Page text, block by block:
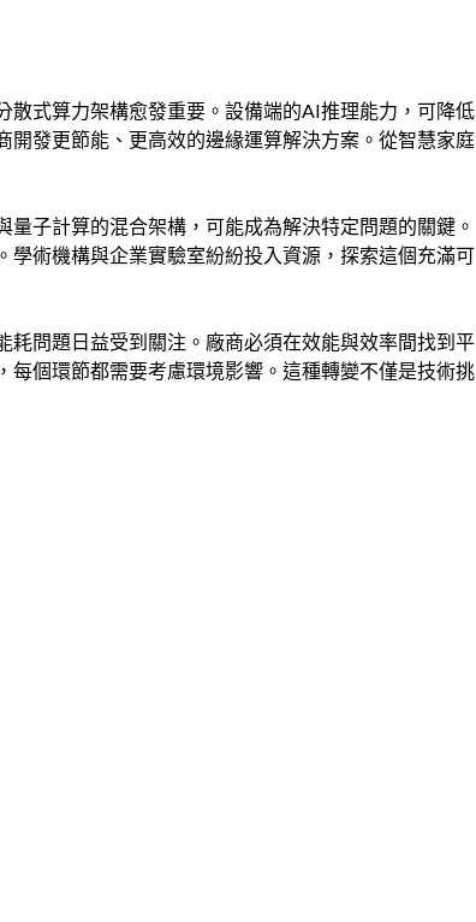
式算力架構愈發重要。設備端的AI推理能力，可降低
發更節能、更高效的邊緣運算解決方案。從智慧家庭
子計算的混合架構，可能成為解決特定問題的關鍵。
術機構與企業實驗室紛紛投入資源，探索這個充滿可
問題日益受到關注。廠商必須在效能與效率間找到平
個環節都需要考慮環境影響。這種轉變不僅是技術挑